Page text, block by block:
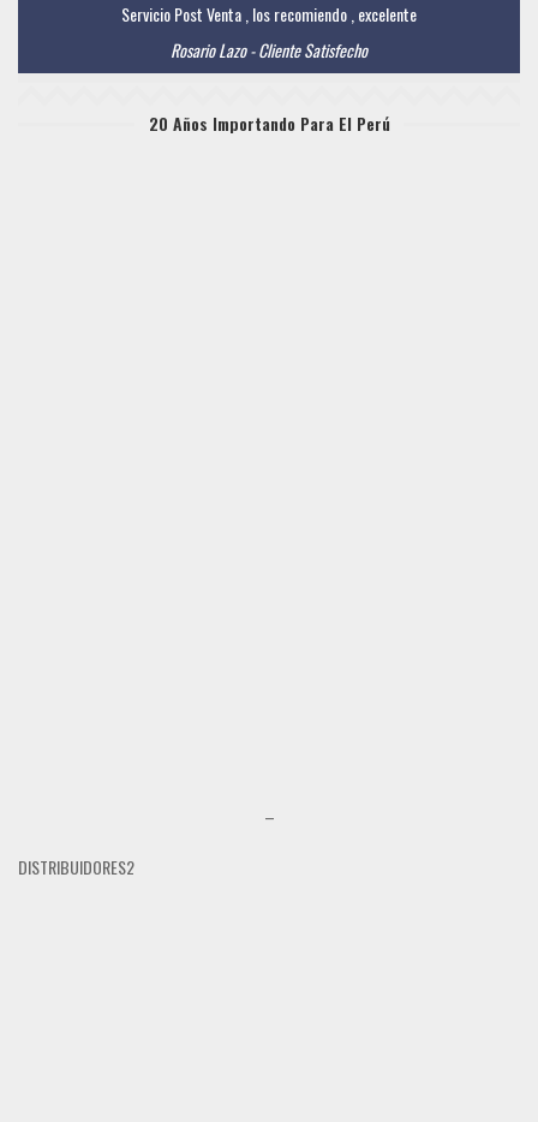
Servicio Post Venta , los recomiendo , excelente
Rosario Lazo - Cliente Satisfecho
20 Años Importando Para El Perú
–
DISTRIBUIDORES2